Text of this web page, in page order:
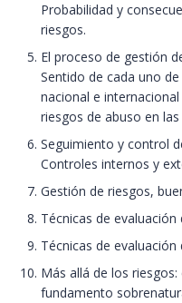
Probabilidad y
riesgos.
El proceso de gestión
Sentido de cada uno
nacional e
riesgos de abuso en
Seguimiento y control
Controles internos y
Gestión de riesgos,
Técnicas de
Técnicas de
Más allá de los
fundamento